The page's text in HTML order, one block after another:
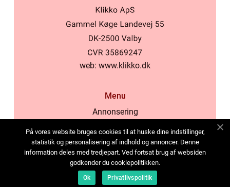
web: www.klikko.dk
Menu
Annonsering
Cookies
Kontakta oss
Sitemap
På vores website bruges cookies til at huske dine indstillinger,
statistik og personalisering af indhold og annoncer. Denne
information deles med tredjepart. Ved fortsat brug af websiden
godkender du cookiepolitikken.
Ok Privatlivspolitik